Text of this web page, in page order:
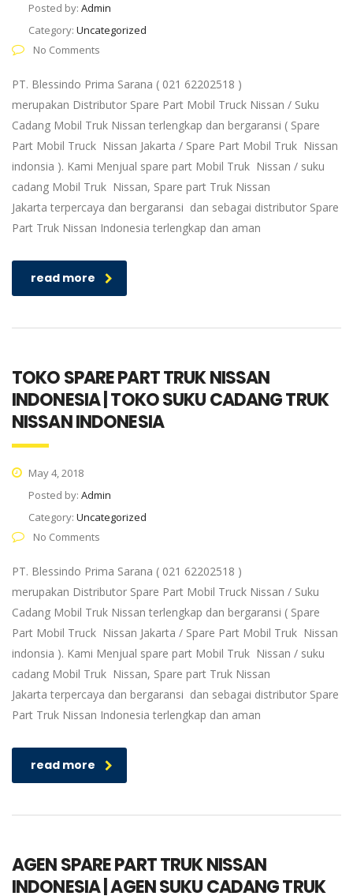
Posted by: Admin
Category: Uncategorized
No Comments
PT. Blessindo Prima Sarana ( 021 62202518 )
merupakan Distributor Spare Part Mobil Truck Nissan / Suku
Cadang Mobil Truk Nissan terlengkap dan bergaransi ( Spare
Part Mobil Truck Nissan Jakarta / Spare Part Mobil Truk Nissan
indonsia ). Kami Menjual spare part Mobil Truk Nissan / suku
cadang Mobil Truk Nissan, Spare part Truk Nissan
Jakarta terpercaya dan bergaransi dan sebagai distributor Spare
Part Truk Nissan Indonesia terlengkap dan aman
read more
TOKO SPARE PART TRUK NISSAN
INDONESIA | TOKO SUKU CADANG TRUK
NISSAN INDONESIA
May 4, 2018
Posted by: Admin
Category: Uncategorized
No Comments
PT. Blessindo Prima Sarana ( 021 62202518 )
merupakan Distributor Spare Part Mobil Truck Nissan / Suku
Cadang Mobil Truk Nissan terlengkap dan bergaransi ( Spare
Part Mobil Truck Nissan Jakarta / Spare Part Mobil Truk Nissan
indonsia ). Kami Menjual spare part Mobil Truk Nissan / suku
cadang Mobil Truk Nissan, Spare part Truk Nissan
Jakarta terpercaya dan bergaransi dan sebagai distributor Spare
Part Truk Nissan Indonesia terlengkap dan aman
read more
AGEN SPARE PART TRUK NISSAN
INDONESIA | AGEN SUKU CADANG TRUK